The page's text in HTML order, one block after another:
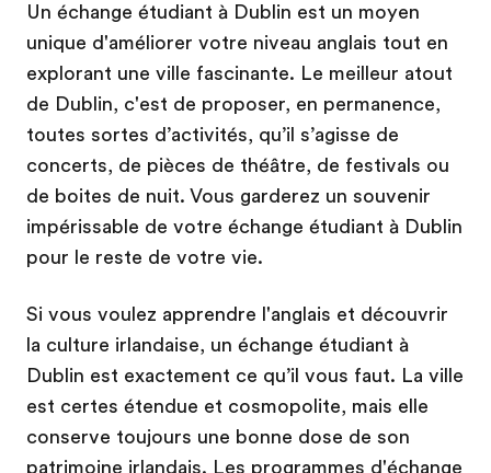
Un échange étudiant à Dublin est un moyen
unique d'améliorer votre niveau anglais tout en
explorant une ville fascinante. Le meilleur atout
de Dublin, c'est de proposer, en permanence,
toutes sortes d’activités, qu’il s’agisse de
concerts, de pièces de théâtre, de festivals ou
de boites de nuit. Vous garderez un souvenir
impérissable de votre échange étudiant à Dublin
pour le reste de votre vie.
Si vous voulez apprendre l'anglais et découvrir
la culture irlandaise, un échange étudiant à
Dublin est exactement ce qu’il vous faut. La ville
est certes étendue et cosmopolite, mais elle
conserve toujours une bonne dose de son
patrimoine irlandais. Les programmes d'échange